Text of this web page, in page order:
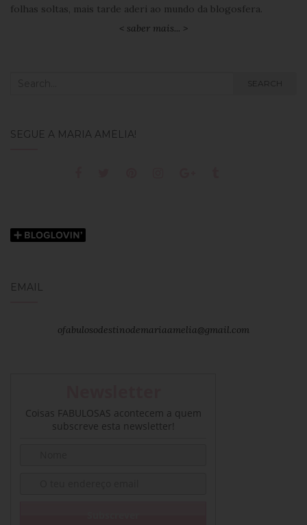
folhas soltas, mais tarde aderi ao mundo da blogosfera.
< saber mais... >
SEARCH
SEGUE A MARIA AMÉLIA!
EMAIL
ofabulosodestinodemariaamelia@gmail.com
Coisas FABULOSAS acontecem a quem
subscreve esta newsletter!